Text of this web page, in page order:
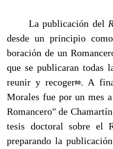
La publicación del
desde un principio
boración de un
que se publicaran todas
reunir y recoger80. A
Morales fue por un mes
Romancero" de
tesis doctoral sobre el
preparando la